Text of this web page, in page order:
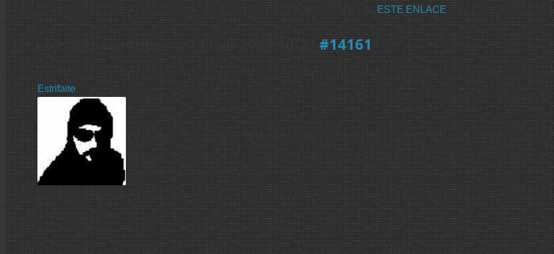
ESTE ENLACE
#14161
Estrifaite
Lo expliqué mal. Es antes de llegar al puente... SI VIENES DEL VERTEDERO... o sea de arriba. Si